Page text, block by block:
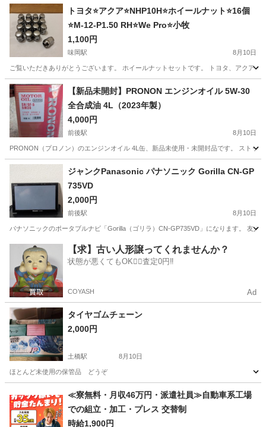
愛知 小牧市 味岡駅 メンテナンス用品 スプレー缶
トヨタ⭐️アクア⭐️NHP10H⭐️ホイールナット⭐️16個
⭐️M-12-P1.50 RH⭐️We Pro⭐️小牧
1,100円
味岡駅 8月10日
ご覧いただきありがとうございます。 ホイールナットセットです。 トヨタ、アクア
愛知 小牧市 味岡駅 タイヤ、ホイール トヨタアクア
【新品未開封】PRONON エンジンオイル 5W-30
全合成油 4L（2023年製）
4,000円
前後駅 8月10日
PRONON（プロノン）のエンジンオイル 4L缶、新品未使用・未開封品です。 ストッ
愛知 名古屋市 前後駅 メンテナンス用品 エンジンオイル
ジャンクPanasonic パナソニック Gorilla CN-GP
735VD
2,000円
前後駅 8月10日
パナソニックのポータブルナビ「Gorilla（ゴリラ）CN-GP735VD」になります。 友
名古屋市 前後駅 カーナビ、テレビ
【求】古い人形譲ってくれませんか？
状態が悪くてもOK🙆‍♀️査定0円‼️
COYASH Ad
タイヤゴムチェーン
2,000円
土橋駅 8月10日
ほとんど未使用の保管品 どうぞ
土橋駅 車のパーツ
≪寮無料・月収46万円・派遣社員≫自動車系工場
での組立・加工・プレス 交替制
時給1,900円